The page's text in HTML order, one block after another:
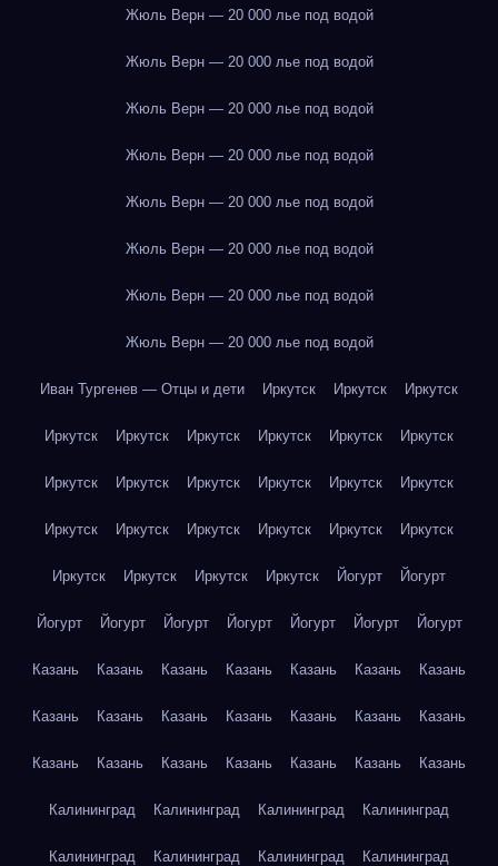
Жюль Верн — 20 000 лье под водой
Жюль Верн — 20 000 лье под водой
Жюль Верн — 20 000 лье под водой
Жюль Верн — 20 000 лье под водой
Жюль Верн — 20 000 лье под водой
Жюль Верн — 20 000 лье под водой
Жюль Верн — 20 000 лье под водой
Жюль Верн — 20 000 лье под водой
Иван Тургенев — Отцы и дети Иркутск Иркутск Иркутск
Иркутск Иркутск Иркутск Иркутск Иркутск Иркутск
Иркутск Иркутск Иркутск Иркутск Иркутск Иркутск
Иркутск Иркутск Иркутск Иркутск Иркутск Иркутск
Иркутск Иркутск Иркутск Иркутск Йогурт Йогурт
Йогурт Йогурт Йогурт Йогурт Йогурт Йогурт Йогурт
Казань Казань Казань Казань Казань Казань Казань
Казань Казань Казань Казань Казань Казань Казань
Казань Казань Казань Казань Казань Казань Казань
Калининград Калининград Калининград Калининград
Калининград Калининград Калининград Калининград